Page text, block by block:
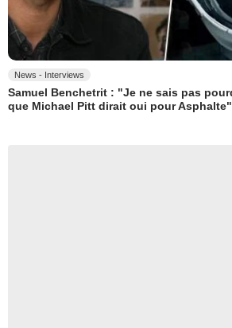
News - Interviews
Samuel Benchetrit : "Je ne sais pas
que Michael Pitt dirait oui pour Asphalte"